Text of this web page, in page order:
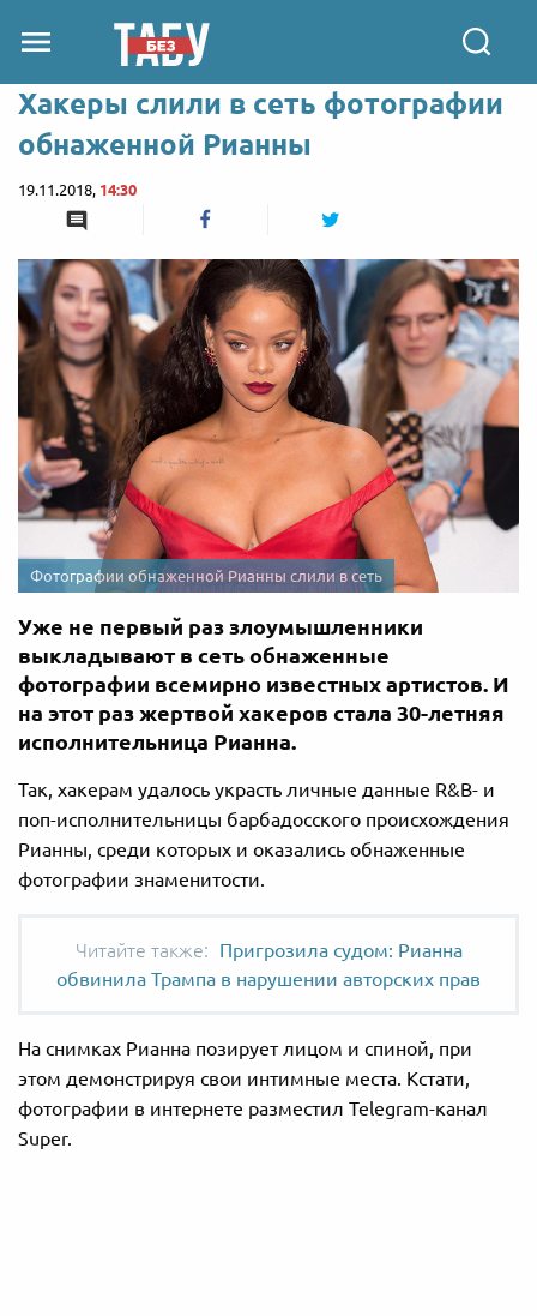
Хакеры слили в сеть фотографии
обнаженной Рианны
19.11.2018, 14:30
Фотографии обнаженной Рианны слили в сеть
Уже не первый раз злоумышленники
выкладывают в сеть обнаженные
фотографии всемирно известных артистов. И
на этот раз жертвой хакеров стала 30-летняя
исполнительница Рианна.
Так, хакерам удалось украсть личные данные R&B- и
поп-исполнительницы барбадосского происхождения
Рианны, среди которых и оказались обнаженные
фотографии знаменитости.
Пригрозила судом: Рианна
обвинила Трампа в нарушении авторских прав
На снимках Рианна позирует лицом и спиной, при
этом демонстрируя свои интимные места. Кстати,
фотографии в интернете разместил Telegram-канал
Super.